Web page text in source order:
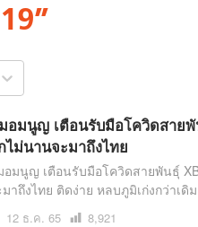
สุขภาพ
เที่ยว-กิน
Tasteful
อมนูญ เตือนรับมือโควิดสาย
ไม่นานจะมาถึงไทย
อมนูญ เตือนรับมือโควิดสายพันธุ์
มาถึงไทย ติดง่าย หลบภูมิเก่งกว่าเดิม
12 ธ.ค. 65
เปิด
8,921